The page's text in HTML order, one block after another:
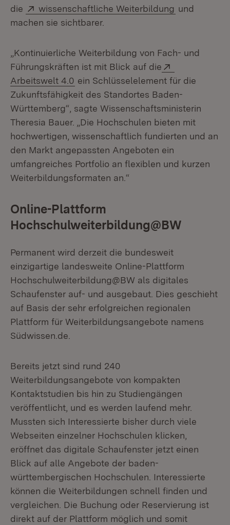
die
Extern:
wissenschaftliche Weiterbildung (Öffnet in
und
machen sie sichtbarer.
„Kontinuierliche Weiterbildung von Fach- und
Führungskräften ist mit Blick auf die
Arbeitswelt 4.0 (Öffnet in neuem Fenster)
ein Schlüsselelement für die
Zukunftsfähigkeit des Standortes Baden-
Württemberg“, sagte Wissenschaftsministerin
Theresia Bauer. „Die Hochschulen bieten mit
hochwertigen, wissenschaftlich fundierten und an
den Markt angepassten Angeboten ein
umfangreiches Portfolio an flexiblen und kurzen
Weiterbildungsformaten an.“
Online-Plattform
Hochschulweiterbildung@BW
Permanent wird derzeit die bundesweit
einzigartige landesweite Online-Plattform
Hochschulweiterbildung@BW als digitales
Schaufenster auf- und ausgebaut. Dies geschieht
auf Basis der sehr erfolgreichen regionalen
Plattform für Weiterbildungsangebote namens
Südwissen.de.
Bereits jetzt sind rund 240
Weiterbildungsangebote von kompakten
Kontaktstudien bis hin zu Studiengängen
veröffentlicht, und es werden laufend mehr.
Mussten sich Interessierte bisher durch viele
Webseiten einzelner Hochschulen klicken,
eröffnet das digitale Schaufenster jetzt einen
Blick auf alle Angebote der baden-
württembergischen Hochschulen. Interessierte
können die Weiterbildungen schnell finden und
vergleichen. Die Buchung oder Reservierung ist
direkt auf der Plattform möglich und somit